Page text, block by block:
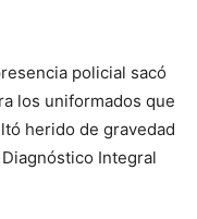
policial sacó
los uniformados que
herido de gravedad
Integral